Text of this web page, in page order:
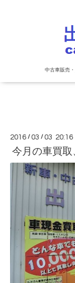
中古車販売
2016 /03 /03 20:16
今月の車買